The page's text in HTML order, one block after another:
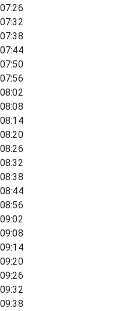
07:26
07:32
07:38
07:44
07:50
07:56
08:02
08:08
08:14
08:20
08:26
08:32
08:38
08:44
08:56
09:02
09:08
09:14
09:20
09:26
09:32
09:38